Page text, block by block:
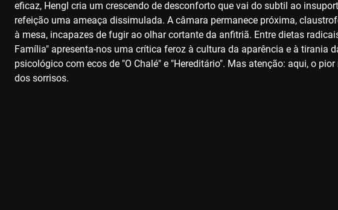
eficaz, Hengl cria um crescendo de desconforto que vai do subtil ao
refeição uma ameaça dissimulada. A câmara permanece próxima,
à mesa, incapazes de fugir ao olhar cortante da anfitriã. Entre dietas
Família" apresenta-nos uma crítica feroz à cultura da aparência e à tirania
psicológico com ecos de "O Chalé" e "Hereditário". Mas atenção: aqui, o
dos sorrisos.